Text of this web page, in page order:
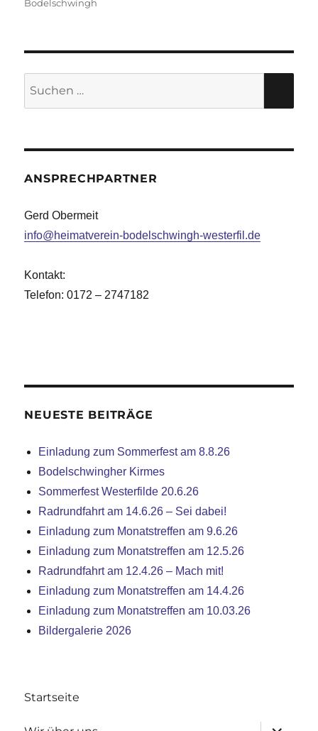
Bodelschwingh
ANSPRECHPARTNER
Gerd Obermeit
info@heimatverein-bodelschwingh-westerfil.de
Kontakt:
Telefon: 0172 – 2747182
NEUESTE BEITRÄGE
Einladung zum Sommerfest am 8.8.26
Bodelschwingher Kirmes
Sommerfest Westerfilde 20.6.26
Radrundfahrt am 14.6.26 – Sei dabei!
Einladung zum Monatstreffen am 9.6.26
Einladung zum Monatstreffen am 12.5.26
Radrundfahrt am 12.4.26 – Mach mit!
Einladung zum Monatstreffen am 14.4.26
Einladung zum Monatstreffen am 10.03.26
Bildergalerie 2026
Startseite